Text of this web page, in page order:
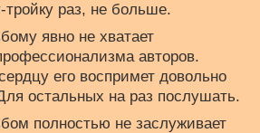
раз, не больше.
явно не хватает
авторов.
его воспримет довольно
остальных на раз послушать.
полностью не заслуживает